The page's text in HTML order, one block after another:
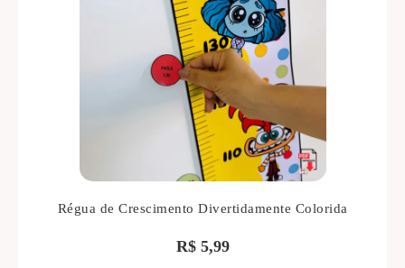
Régua de Crescimento Divertidamente Colorida
R$5,99